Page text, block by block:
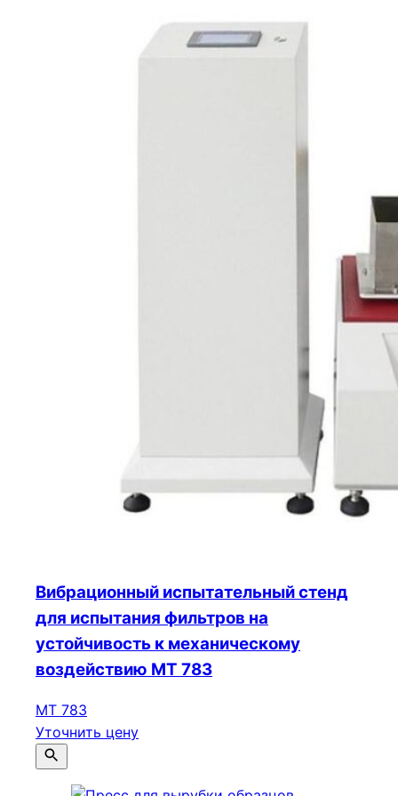
Вибрационный испытательный стенд
для испытания фильтров на
устойчивость к механическому
воздействию МТ 783
МТ 783
Уточнить цену